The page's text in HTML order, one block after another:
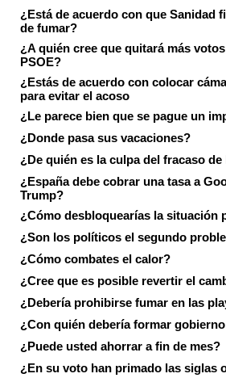
¿Está de acuerdo con que Sanidad
de fumar?
¿A quién cree que quitará más
PSOE?
¿Estás de acuerdo con colocar
para evitar el acoso
¿Le parece bien que se pague un
¿Donde pasa sus vacaciones?
¿De quién es la culpa del fracaso
¿España debe cobrar una tasa a
Trump?
¿Cómo desbloquearías la situación
¿Son los políticos el segundo
¿Cómo combates el calor?
¿Cree que es posible revertir el
¿Debería prohibirse fumar en las
¿Con quién debería formar
¿Puede usted ahorrar a fin de mes?
¿En su voto han primado las siglas